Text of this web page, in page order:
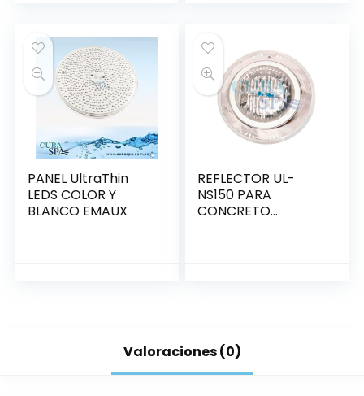
PANEL UltraThin
LEDS COLOR Y
BLANCO EMAUX
REFLECTOR UL-
NS150 PARA
CONCRETO
Valoraciones (0)